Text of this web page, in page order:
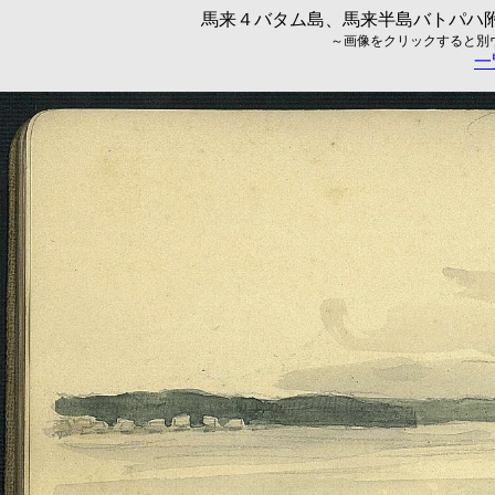
馬来４バタム島、馬来半島バトパハ
～画像をクリックすると
一